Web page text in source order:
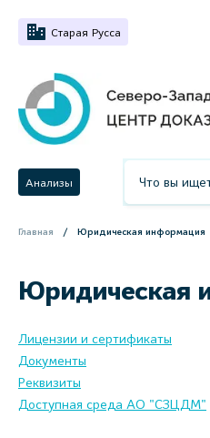
Старая Русса
Анализы
Главная Юридическая информация
Юридическая
Лицензии и сертификаты
Документы
Реквизиты
Доступная среда АО "СЗЦДМ"